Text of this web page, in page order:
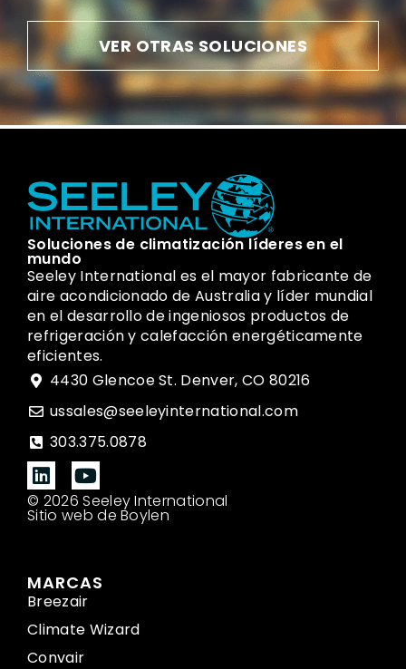
VER OTRAS SOLUCIONES
Soluciones de climatización líderes en el
mundo
Seeley International es el mayor fabricante de
aire acondicionado de Australia y líder mundial
en el desarrollo de ingeniosos productos de
refrigeración y calefacción energéticamente
eficientes.
4430 Glencoe St. Denver, CO 80216
ussales@seeleyinternational.com
303.375.0878
© 2026 Seeley International
Sitio web de Boylen
MARCAS
Breezair
Climate Wizard
Convair